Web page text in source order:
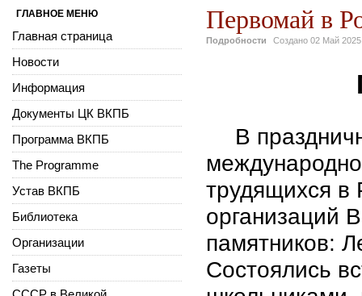
Первомай в
Подробности Создано 02 Май 2025
В
трудящихся в
организаций
памятников:
Состоялись
ГЛАВНОЕ МЕНЮ
Главная страница
Новости
Информация
Документы ЦК ВКПБ
Программа ВКПБ
The Programme
Устав ВКПБ
Библиотека
Организации
Газеты